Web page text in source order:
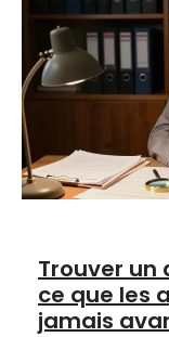
Trouver un
ce que les
jamais